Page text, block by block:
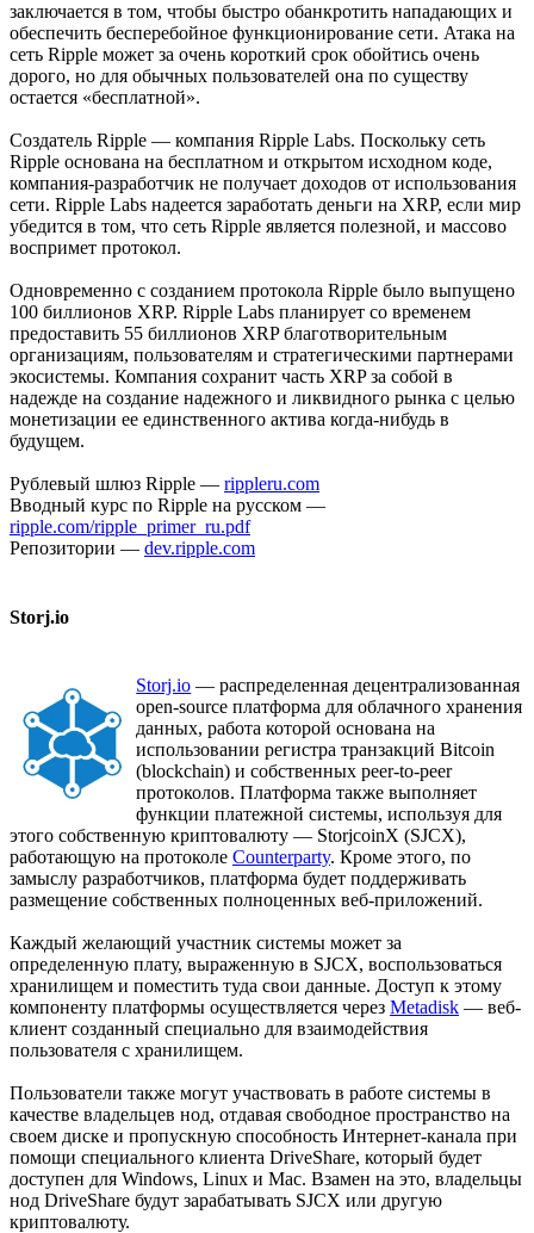
заключается в том, чтобы быстро обанкротить нападающих и
обеспечить бесперебойное функционирование сети. Атака на
сеть Ripple может за очень короткий срок обойтись очень
дорого, но для обычных пользователей она по существу
остается «бесплатной».
Создатель Ripple — компания Ripple Labs. Поскольку сеть
Ripple основана на бесплатном и открытом исходном коде,
компания-разработчик не получает доходов от использования
сети. Ripple Labs надеется заработать деньги на XRP, если мир
убедится в том, что сеть Ripple является полезной, и массово
воспримет протокол.
Одновременно с созданием протокола Ripple было выпущено
100 биллионов XRP. Ripple Labs планирует со временем
предоставить 55 биллионов XRP благотворительным
организациям, пользователям и стратегическими партнерами
экосистемы. Компания сохранит часть XRP за собой в
надежде на создание надежного и ликвидного рынка с целью
монетизации ее единственного актива когда-нибудь в
будущем.
Рублевый шлюз Ripple — rippleru.com
Вводный курс по Ripple на русском —
ripple.com/ripple_primer_ru.pdf
Репозитории — dev.ripple.com
Storj.io
Storj.io — распределенная децентрализованная
open-source платформа для облачного хранения
данных, работа которой основана на
использовании регистра транзакций Bitcoin
(blockchain) и собственных peer-to-peer
протоколов. Платформа также выполняет
функции платежной системы, используя для
этого собственную криптовалюту — StorjcoinX (SJCX),
работающую на протоколе Counterparty. Кроме этого, по
замыслу разработчиков, платформа будет поддерживать
размещение собственных полноценных веб-приложений.
Каждый желающий участник системы может за
определенную плату, выраженную в SJCX, воспользоваться
хранилищем и поместить туда свои данные. Доступ к этому
компоненту платформы осуществляется через Metadisk — веб-
клиент созданный специально для взаимодействия
пользователя с хранилищем.
Пользователи также могут участвовать в работе системы в
качестве владельцев нод, отдавая свободное пространство на
своем диске и пропускную способность Интернет-канала при
помощи специального клиента DriveShare, который будет
доступен для Windows, Linux и Mac. Взамен на это, владельцы
нод DriveShare будут зарабатывать SJCX или другую
криптовалюту.